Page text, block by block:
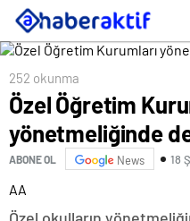
252 okunma
Özel Öğretim
yönetmeliğinde
ABONE OL News 18
AA